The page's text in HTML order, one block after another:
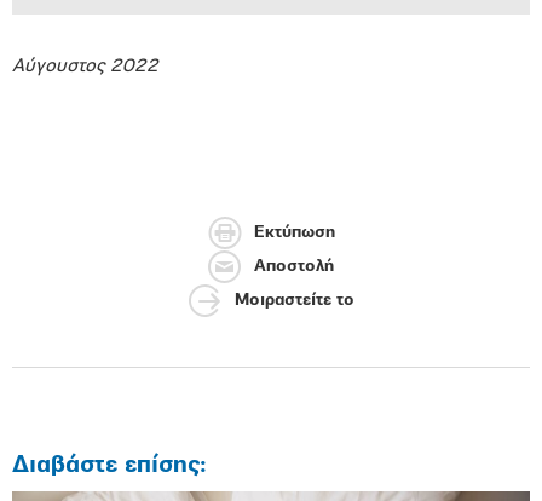
Αύγουστος 2022
Εκτύπωση
Αποστολή
Μοιραστείτε το
Διαβάστε επίσης: